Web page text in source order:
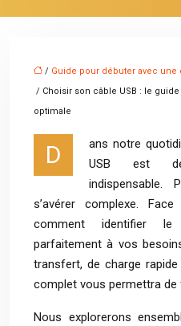
/ Guide pour débuter avec une
/ Choisir son câble USB : le
optimale
D
ans notre
USB est
indispensable.
s’avérer complexe.
comment identifier le
parfaitement à vos
transfert, de charge
complet vous permettra de
Nous explorerons